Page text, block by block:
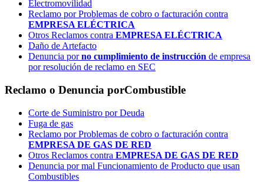
Electromovilidad
Reclamo por Problemas de cobro o facturación contra
EMPRESA ELÉCTRICA
Otros Reclamos contra EMPRESA ELÉCTRICA
Daño de Artefacto
Denuncia porno cumplimiento de instrucción de empresa
por resolución de reclamo en SEC
Reclamo o Denuncia porCombustible
Corte de Suministro por Deuda
Fuga de gas
Reclamo por Problemas de cobro o facturación contra
EMPRESA DE GAS DE RED
Otros Reclamos contra EMPRESA DE GAS DE RED
Denuncia por mal Funcionamiento de Producto que usan
Combustibles